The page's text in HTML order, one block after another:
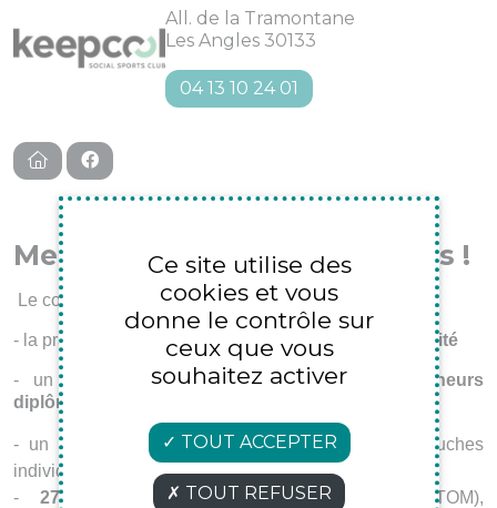
All. de la Tramontane
Les Angles 30133
04 13 10 24 01
Mettre du sport dans vos vies !
Le concept KEEP COOL, c'est :
- la pratique du sport dans lasimplicité et la convivialité
- un accompagnement sportifpar des
entraîneurs
diplômés d'Etat.
- un accès tout confort(vestiaires, casiers et douches
individuels)
-270 clubs
en France (métropolitaine et DOM-TOM),
Ce site utilise des
cookies et vous
donne le contrôle sur
ceux que vous
souhaitez activer
TOUT ACCEPTER
TOUT REFUSER